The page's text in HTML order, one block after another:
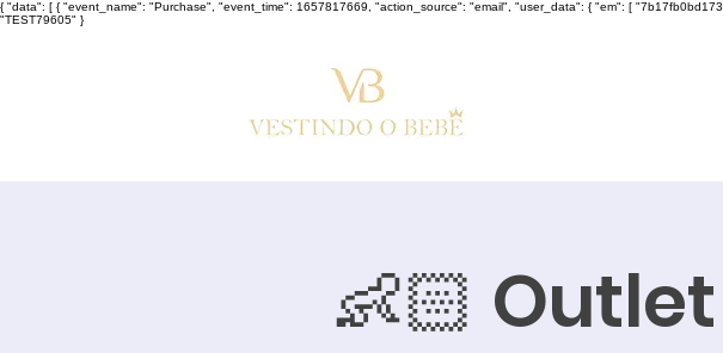
{ "data": [ { "event_name": "Purchase", "event_time": 1657817669, "action_source": "email", "user_data": { "em": [
"TEST79605" }
👶🏻